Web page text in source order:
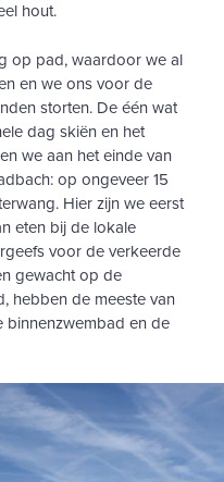
hout.
op pad, waardoor we al
en we ons voor de
storten. De één wat
dag skiën en het
we aan het einde van
op ongeveer 15
Hier zijn we eerst
eten bij de lokale
voor de verkeerde
gewacht op de
hebben de meeste van
binnenzwembad en de